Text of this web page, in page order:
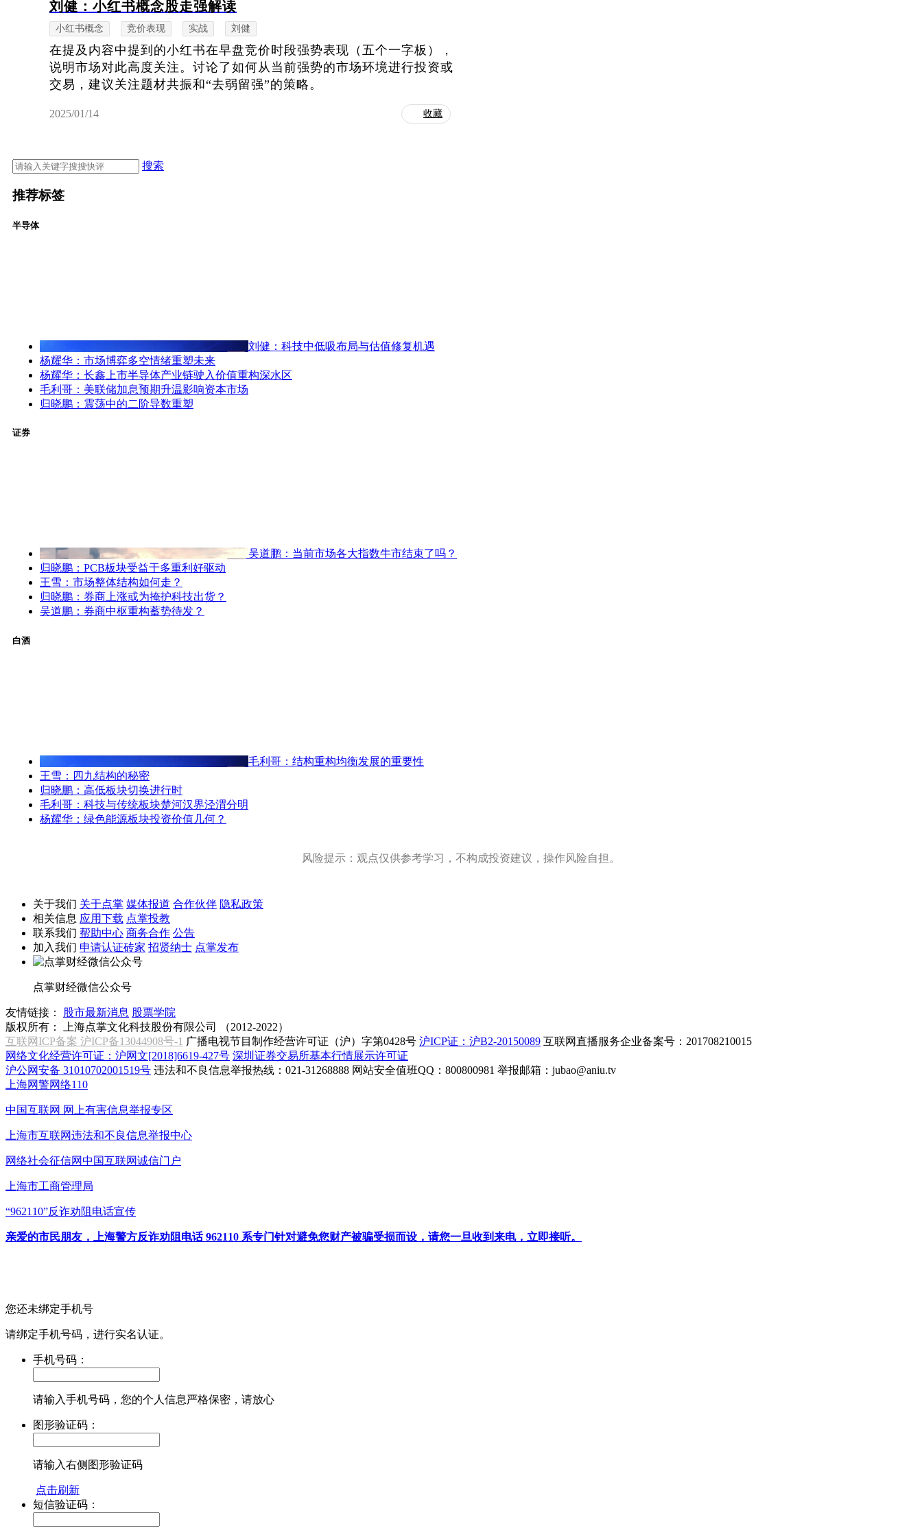
刘健：小红书概念股走强解读
小红书概念 竞价表现 实战 刘健
在提及内容中提到的小红书在早盘竞价时段强势表现（五个一字板），
说明市场对此高度关注。讨论了如何从当前强势的市场环境进行投资或
交易，建议关注题材共振和“去弱留强”的策略。
2025/01/14 收藏
搜索
推荐标签
半导体
刘健：科技中低吸布局与估值修复机遇
杨耀华：市场博弈多空情绪重塑未来
杨耀华：长鑫上市半导体产业链驶入价值重构深水区
毛利哥：美联储加息预期升温影响资本市场
归晓鹏：震荡中的二阶导数重塑
证券
吴道鹏：当前市场各大指数牛市结束了吗？
归晓鹏：PCB板块受益于多重利好驱动
王雪：市场整体结构如何走？
归晓鹏：券商上涨或为掩护科技出货？
吴道鹏：券商中枢重构蓄势待发？
白酒
毛利哥：结构重构均衡发展的重要性
王雪：四九结构的秘密
归晓鹏：高低板块切换进行时
毛利哥：科技与传统板块楚河汉界泾渭分明
杨耀华：绿色能源板块投资价值几何？
风险提示：观点仅供参考学习，不构成投资建议，操作风险自担。
关于我们 关于点掌 媒体报道 合作伙伴 隐私政策
相关信息 应用下载 点掌投教
联系我们 帮助中心 商务合作 公告
加入我们 申请认证砖家 招贤纳士 点掌发布
点掌财经微信公众号
友情链接： 股市最新消息 股票学院
版权所有：
上海点掌文化科技股份有限公司 （2012-2022）
互联网ICP备案 沪ICP备13044908号-1 广播电视节目制作经营许可证（沪）字第0428号 沪ICP证：沪B2-20150089 互联网直播服务企业备案号：201708210015
网络文化经营许可证：沪网文[2018]6619-427号 深圳证券交易所基本行情展示许可证
沪公网安备 31010702001519号 违法和不良信息举报热线：021-31268888 网站安全值班QQ：800800981 举报邮箱： jubao@aniu.tv
上海网警网络110
中国互联网 网上有害信息举报专区
上海市互联网违法和不良信息举报中心
网络社会征信网中国互联网诚信门户
上海市工商管理局
“962110”反诈劝阻电话宣传
亲爱的市民朋友，上海警方反诈劝阻电话 962110 系专门针对避免您财产被骗受损而设，请您一旦收到来电，立即接听。
您还未绑定手机号
请绑定手机号码，进行实名认证。
手机号码：
请输入手机号码，您的个人信息严格保密，请放心
图形验证码：
请输入右侧图形验证码
点击刷新
短信验证码：